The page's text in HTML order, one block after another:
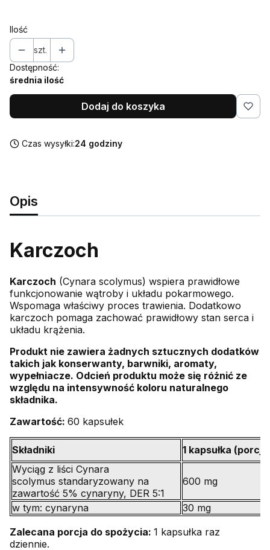
Ilość
szt.
Dostępność:
średnia ilość
Dodaj do koszyka
Czas wysyłki:24 godziny
Opis
Karczoch
Karczoch (Cynara scolymus) wspiera prawidłowe
funkcjonowanie wątroby i układu pokarmowego.
Wspomaga właściwy proces trawienia. Dodatkowo
karczoch pomaga zachować prawidłowy stan serca i
układu krążenia.
Produkt nie zawiera żadnych sztucznych dodatków
takich jak konserwanty, barwniki, aromaty,
wypełniacze. Odcień produktu może się różnić ze
względu na intensywność koloru naturalnego
składnika.
Zawartość: 60 kapsułek
Składniki
1 kapsułka
Wyciąg z liści Cynara
scolymus standaryzowany na
zawartość 5% cynaryny, DER 5:1
600 mg
w tym: cynaryna
30 mg
Zalecana porcja do spożycia: 1 kapsułka raz
dziennie.